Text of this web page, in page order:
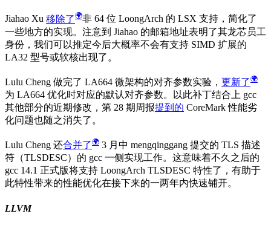
Jiahao Xu 移除了
非 64 位 LoongArch 的 LSX 支持，简化了
一些地方的实现。注意到 Jiahao 的邮箱地址表明了其龙芯员工
身份，我们可以推定今后大概率不会有支持 SIMD 扩展的
LA32 型号或软核出现了。
Lulu Cheng 做完了 LA664 微架构的对齐参数实验， 更新了
为 LA664 优化时对应的默认对齐参数。以此补丁结合上 gcc
其他部分的近期修改，第 28 期周报提到的 CoreMark 性能劣
化问题也随之消失了。
Lulu Cheng 还合并了
3 月中 mengqinggang 提交的 TLS 描述
符（TLSDESC）的 gcc 一侧实现工作。这意味着不久之后的
gcc 14.1 正式版将支持 LoongArch TLSDESC 特性了，有助于
此特性带来的性能优化在接下来的一两年内快速铺开。
LLVM